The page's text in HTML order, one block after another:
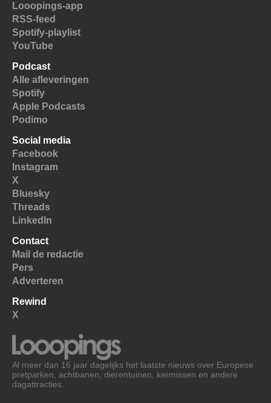
Looopings-app
RSS-feed
Spotify-playlist
YouTube
Podcast
Alle afleveringen
Spotify
Apple Podcasts
Podimo
Social media
Facebook
Instagram
X
Bluesky
Threads
LinkedIn
Contact
Mail de redactie
Pers
Adverteren
Rewind
X
Al meer dan 16 jaar dagelijks het laatste nieuws over Europese
pretparken, achtbanen, dierentuinen, kermissen en andere
dagattracties.